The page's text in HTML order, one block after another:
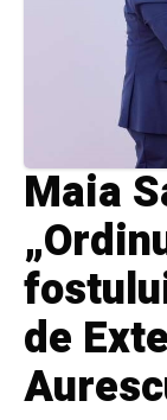
Maia
de